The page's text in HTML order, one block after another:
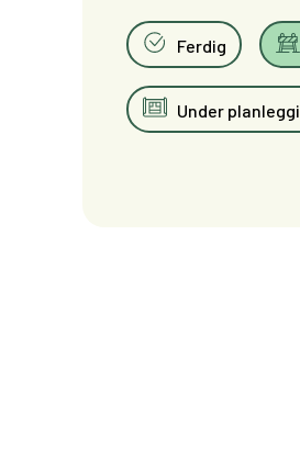
Ferdig
Under